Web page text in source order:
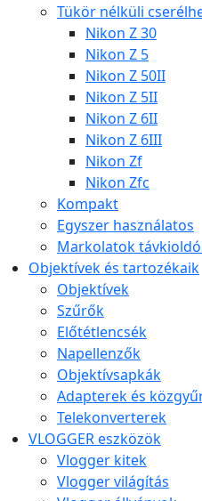
Tükör nélküli
Nikon Z 30
Nikon Z 5
Nikon Z 50II
Nikon Z 5II
Nikon Z 6II
Nikon Z 6III
Nikon Zf
Nikon Zfc
Kompakt
Egyszer használatos
Markolatok
Objektívek és tartozékaik
Objektívek
Szűrők
Előtétlencsék
Napellenzők
Objektívsapkák
Adapterek és
Telekonverterek
VLOGGER eszközök
Vlogger kitek
Vlogger világítás